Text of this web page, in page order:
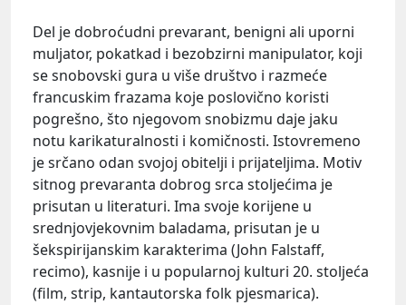
Del je dobroćudni prevarant, benigni ali uporni
muljator, pokatkad i bezobzirni manipulator, koji
se snobovski gura u više društvo i razmeće
francuskim frazama koje poslovično koristi
pogrešno, što njegovom snobizmu daje jaku
notu karikaturalnosti i komičnosti. Istovremeno
je srčano odan svojoj obitelji i prijateljima. Motiv
sitnog prevaranta dobrog srca stoljećima je
prisutan u literaturi. Ima svoje korijene u
srednjovjekovnim baladama, prisutan je u
šekspirijanskim karakterima (John Falstaff,
recimo), kasnije i u popularnoj kulturi 20. stoljeća
(film, strip, kantautorska folk pjesmarica).